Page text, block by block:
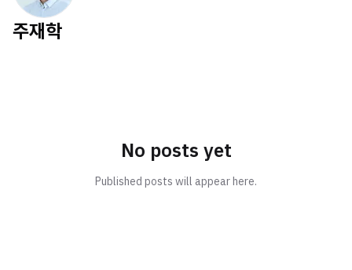
주재학
No posts yet
Published posts will appear here.